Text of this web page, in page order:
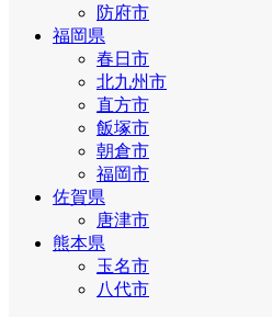
防府市
福岡県
春日市
北九州市
直方市
飯塚市
朝倉市
福岡市
佐賀県
唐津市
熊本県
玉名市
八代市